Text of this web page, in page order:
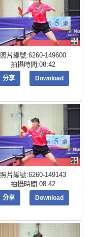
照片編號:6260-149600
拍攝時間:08:42
分享 Download
照片編號:6260-149143
拍攝時間:08:42
分享 Download